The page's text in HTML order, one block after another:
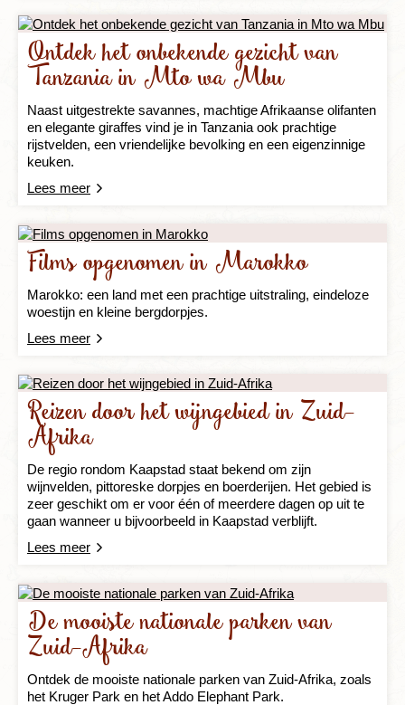
Ontdek het onbekende gezicht van
Tanzania in Mto wa Mbu
Naast uitgestrekte savannes, machtige Afrikaanse olifanten
en elegante giraffes vind je in Tanzania ook prachtige
rijstvelden, een vriendelijke bevolking en een eigenzinnige
keuken.
Lees meer
Films opgenomen in Marokko
Marokko: een land met een prachtige uitstraling, eindeloze
woestijn en kleine bergdorpjes.
Lees meer
Reizen door het wijngebied in Zuid-
Afrika
De regio rondom Kaapstad staat bekend om zijn
wijnvelden, pittoreske dorpjes en boerderijen. Het gebied is
zeer geschikt om er voor één of meerdere dagen op uit te
gaan wanneer u bijvoorbeeld in Kaapstad verblijft.
Lees meer
De mooiste nationale parken van
Zuid-Afrika
Ontdek de mooiste nationale parken van Zuid-Afrika, zoals
het Kruger Park en het Addo Elephant Park.